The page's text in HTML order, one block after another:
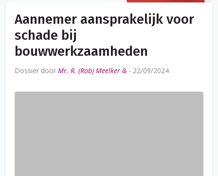
Aannemer aansprakelijk voor
schade bij
bouwwerkzaamheden
Dossier door Mr. R. (Rob) Meelker & - 22/09/2024